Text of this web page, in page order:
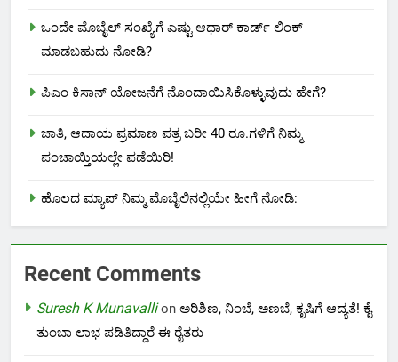
ಒಂದೇ ಮೊಬೈಲ್ ಸಂಖ್ಯೆಗೆ ಎಷ್ಟು ಆಧಾರ್ ಕಾರ್ಡ್ ಲಿಂಕ್
ಮಾಡಬಹುದು ನೋಡಿ?
ಪಿಎಂ ಕಿಸಾನ್ ಯೋಜನೆಗೆ ನೊಂದಾಯಿಸಿಕೊಳ್ಳುವುದು ಹೇಗೆ?
ಜಾತಿ, ಆದಾಯ ಪ್ರಮಾಣ ಪತ್ರ ಬರೀ 40 ರೂ.ಗಳಿಗೆ ನಿಮ್ಮ
ಪಂಚಾಯ್ತಿಯಲ್ಲೇ ಪಡೆಯಿರಿ!
ಹೊಲದ ಮ್ಯಾಪ್ ನಿಮ್ಮ ಮೊಬೈಲಿನಲ್ಲಿಯೇ ಹೀಗೆ ನೋಡಿ:
Recent Comments
Suresh K Munavallion ಅರಿಶಿಣ, ನಿಂಬೆ, ಅಣಬೆ, ಕೃಷಿಗೆ ಆದ್ಯತೆ! ಕೈ
ತುಂಬಾ ಲಾಭ ಪಡಿತಿದ್ದಾರೆ ಈ ರೈತರು